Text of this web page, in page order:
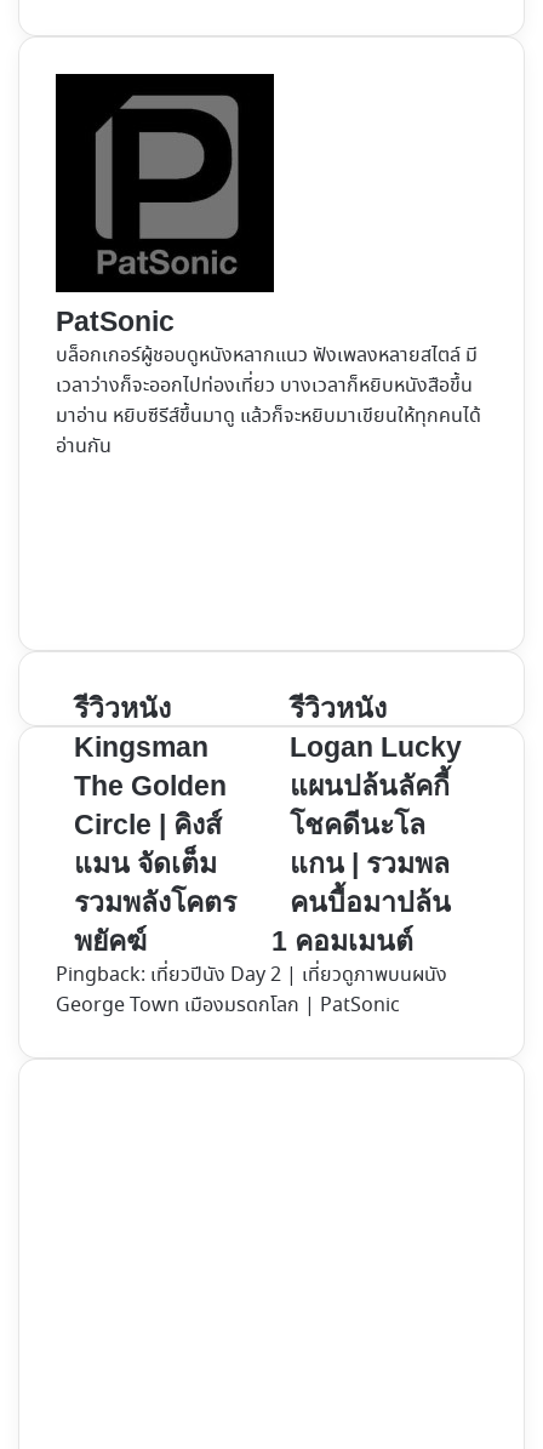
PatSonic
บล็อกเกอร์ผู้ชอบดูหนังหลากแนว ฟังเพลงหลายสไตล์ มี
เวลาว่างก็จะออกไปท่องเที่ยว บางเวลาก็หยิบหนังสือขึ้น
มาอ่าน หยิบซีรีส์ขึ้นมาดู แล้วก็จะหยิบมาเขียนให้ทุกคนได้
อ่านกัน
รีวิว
หนัง
Kingsman
The
Golden
Circle
คิง
ส์
แมน
จัด
รวม
รีวิวหนัง
Kingsman
The Golden
Circle | คิงส์
แมน จัดเต็ม
รวมพลังโคตร
พยัคฆ์
รีวิว
หนัง
Logan
Lucky
แผน
ปล้น
โชค
ดี
นะ
โล
|
รีวิวหนัง
Logan Lucky
แผนปล้นลัคกี้
โชคดีนะโล
แกน | รวมพล
คนบื้อมาปล้น
1 คอมเมนต์
Pingback: เที่ยวปีนัง Day 2 | เที่ยวดูภาพบนผนัง
George Town เมืองมรดกโลก | PatSonic